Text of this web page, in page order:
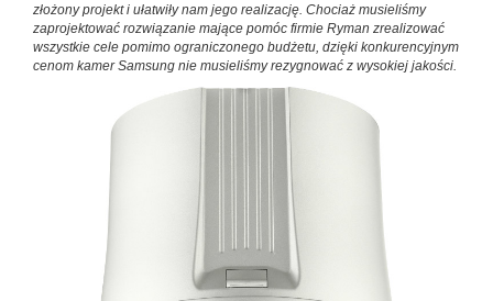
złożony projekt i ułatwiły nam jego realizację. Chociaż musieliśmy
zaprojektować rozwiązanie mające pomóc firmie Ryman zrealizować
wszystkie cele pomimo ograniczonego budżetu, dzięki konkurencyjnym
cenom kamer Samsung nie musieliśmy rezygnować z wysokiej jakości.